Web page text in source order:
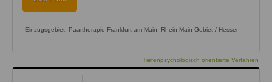
Einzugsgebiet: Paartherapie Frankfurt am Main, Rhein-Main-Gebiet / Hessen
Tiefenpsychologisch orientierte Verfahren